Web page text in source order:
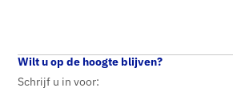
Wilt u op de hoogte blijven?
Schrijf u in voor: